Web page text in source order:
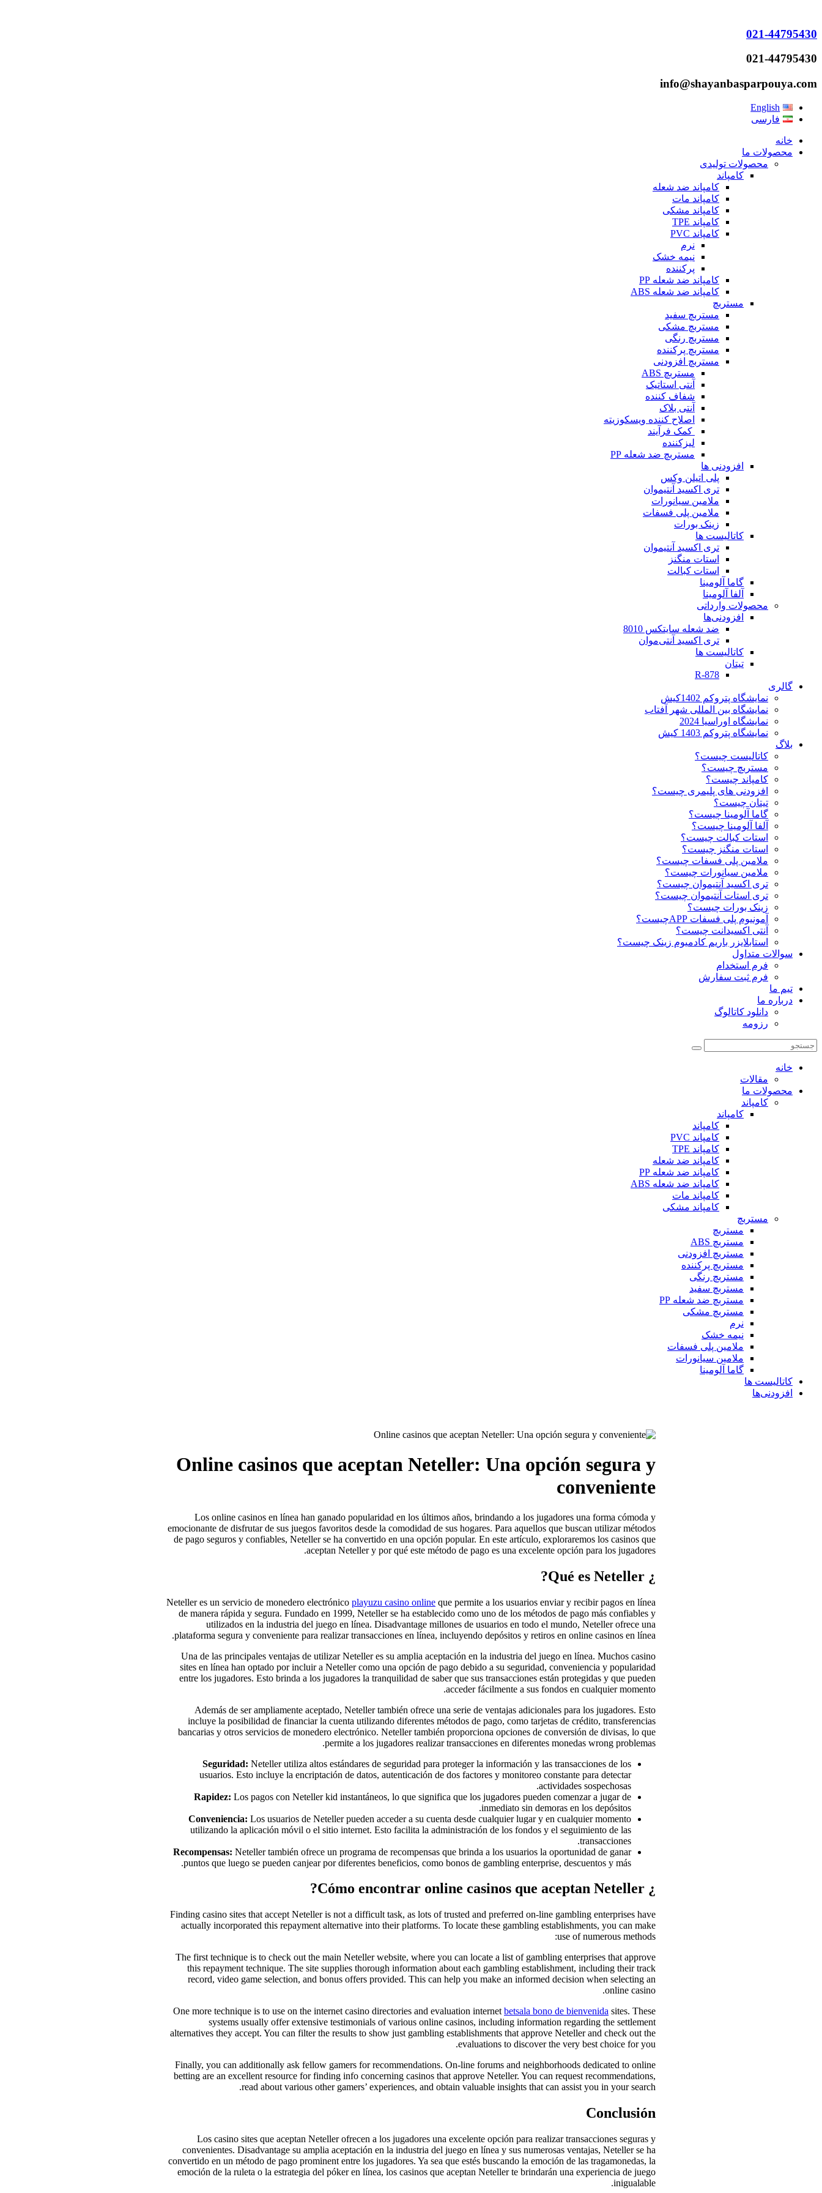
021-44795430
021-44795430
info@shayanbasparpouya.com
English
فارسی
خانه
محصولات ما
محصولات تولیدی
کامپاند
کامپاند ضد شعله
کامپاند مات
کامپاند مشکی
کامپاند TPE
کامپاند PVC
نرم
نیمه خشک
پرکننده
کامپاند ضد شعله PP
کامپاند ضد شعله ABS
مستربچ
مستربچ‌ سفید
مستربچ مشکی
مستربچ رنگی
مستربچ پرکننده
مستربچ افزودنی
مستربچ ABS
آنتی استاتیک
شفاف کننده
آنتی بلاک
اصلاح کننده ویسکوزیته
کمک فرآیند
لیزکننده
مستربچ ضد شعله PP
افزودنی ها
پلی اتیلن وکس
تری اکسید آنتیموان
ملامین سیانورات
ملامین پلی فسفات
زینک بورات
کاتالیست ها
تری اکسید آنتیموان
استات منگنز
استات کبالت
گاما آلومینا
آلفا آلومینا
محصولات وارداتی
افزودنی‌ها
ضد شعله سایتکس 8010
تری اکسید آنتی‌موان
کاتالیست ها
تیتان
R-878
گالری
نمایشگاه پتروکم 1402کیش
نمایشگاه بین المللی شهر آفتاب
نمایشگاه اوراسیا 2024
نمایشگاه پتروکم 1403 کیش
بلاگ
کاتالیست چیست؟
مستربچ چیست؟
کامپاند چیست؟
افزودنی های پلیمری چیست؟
تیتان چیست؟
گاما آلومینا چیست؟
آلفا آلومینا چیست؟
استات کبالت چیست؟
استات منگنز چیست؟
ملامین پلی فسفات چیست؟
ملامین سیانورات چیست؟
تری اکسید آنتیموان چیست؟
تری استات آنتیموان چیست؟
زینک بورات چیست؟
آمونیوم پلی فسفات APPچیست؟
آنتی اکسیدانت چیست؟
استابلایزر باریم کادمیوم زینک چیست؟
سوالات متداول
فرم استخدام
فرم ثبت سفارش
تیم ما
درباره ما
دانلود کاتالوگ
رزومه
خانه
مقالات
محصولات ما
کامپاند
کامپاند
کامپاند
کامپاند PVC
کامپاند TPE
کامپاند ضد شعله
کامپاند ضد شعله PP
کامپاند ضد شعله ABS
کامپاند مات
کامپاند مشکی
مستربچ
مستربچ
مستربچ ABS
مستربچ افزودنی
مستربچ پرکننده
مستربچ رنگی
مستربچ‌ سفید
مستربچ ضد شعله PP
مستربچ مشکی
نرم
نیمه خشک
ملامین پلی فسفات
ملامین سیانورات
گاما آلومینا
کاتالیست ها
افزودنی‌ها
Online casinos que aceptan Neteller: Una opción segura y
conveniente
Los online casinos en línea han ganado popularidad en los últimos años, brindando a los jugadores una forma cómoda y
emocionante de disfrutar de sus juegos favoritos desde la comodidad de sus hogares. Para aquellos que buscan utilizar métodos
de pago seguros y confiables, Neteller se ha convertido en una opción popular. En este artículo, exploraremos los casinos que
aceptan Neteller y por qué este método de pago es una excelente opción para los jugadores.
¿ Qué es Neteller?
Neteller es un servicio de monedero electrónico playuzu casino online que permite a los usuarios enviar y recibir pagos en línea
de manera rápida y segura. Fundado en 1999, Neteller se ha establecido como uno de los métodos de pago más confiables y
utilizados en la industria del juego en línea. Disadvantage millones de usuarios en todo el mundo, Neteller ofrece una
plataforma segura y conveniente para realizar transacciones en línea, incluyendo depósitos y retiros en online casinos en línea.
Una de las principales ventajas de utilizar Neteller es su amplia aceptación en la industria del juego en línea. Muchos casino
sites en línea han optado por incluir a Neteller como una opción de pago debido a su seguridad, conveniencia y popularidad
entre los jugadores. Esto brinda a los jugadores la tranquilidad de saber que sus transacciones están protegidas y que pueden
acceder fácilmente a sus fondos en cualquier momento.
Además de ser ampliamente aceptado, Neteller también ofrece una serie de ventajas adicionales para los jugadores. Esto
incluye la posibilidad de financiar la cuenta utilizando diferentes métodos de pago, como tarjetas de crédito, transferencias
bancarias y otros servicios de monedero electrónico. Neteller también proporciona opciones de conversión de divisas, lo que
permite a los jugadores realizar transacciones en diferentes monedas wrong problemas.
Seguridad: Neteller utiliza altos estándares de seguridad para proteger la información y las transacciones de los
usuarios. Esto incluye la encriptación de datos, autenticación de dos factores y monitoreo constante para detectar
actividades sospechosas.
Rapidez: Los pagos con Neteller kid instantáneos, lo que significa que los jugadores pueden comenzar a jugar de
inmediato sin demoras en los depósitos.
Conveniencia: Los usuarios de Neteller pueden acceder a su cuenta desde cualquier lugar y en cualquier momento
utilizando la aplicación móvil o el sitio internet. Esto facilita la administración de los fondos y el seguimiento de las
transacciones.
Recompensas: Neteller también ofrece un programa de recompensas que brinda a los usuarios la oportunidad de ganar
puntos que luego se pueden canjear por diferentes beneficios, como bonos de gambling enterprise, descuentos y más.
¿ Cómo encontrar online casinos que aceptan Neteller?
Finding casino sites that accept Neteller is not a difficult task, as lots of trusted and preferred on-line gambling enterprises have
actually incorporated this repayment alternative into their platforms. To locate these gambling establishments, you can make
use of numerous methods:
The first technique is to check out the main Neteller website, where you can locate a list of gambling enterprises that approve
this repayment technique. The site supplies thorough information about each gambling establishment, including their track
record, video game selection, and bonus offers provided. This can help you make an informed decision when selecting an
online casino.
One more technique is to use on the internet casino directories and evaluation internet betsala bono de bienvenida sites. These
systems usually offer extensive testimonials of various online casinos, including information regarding the settlement
alternatives they accept. You can filter the results to show just gambling establishments that approve Neteller and check out the
evaluations to discover the very best choice for you.
Finally, you can additionally ask fellow gamers for recommendations. On-line forums and neighborhoods dedicated to online
betting are an excellent resource for finding info concerning casinos that approve Neteller. You can request recommendations,
read about various other gamers’ experiences, and obtain valuable insights that can assist you in your search.
Conclusión
Los casino sites que aceptan Neteller ofrecen a los jugadores una excelente opción para realizar transacciones seguras y
convenientes. Disadvantage su amplia aceptación en la industria del juego en línea y sus numerosas ventajas, Neteller se ha
convertido en un método de pago prominent entre los jugadores. Ya sea que estés buscando la emoción de las tragamonedas, la
emoción de la ruleta o la estrategia del póker en línea, los casinos que aceptan Neteller te brindarán una experiencia de juego
inigualable.